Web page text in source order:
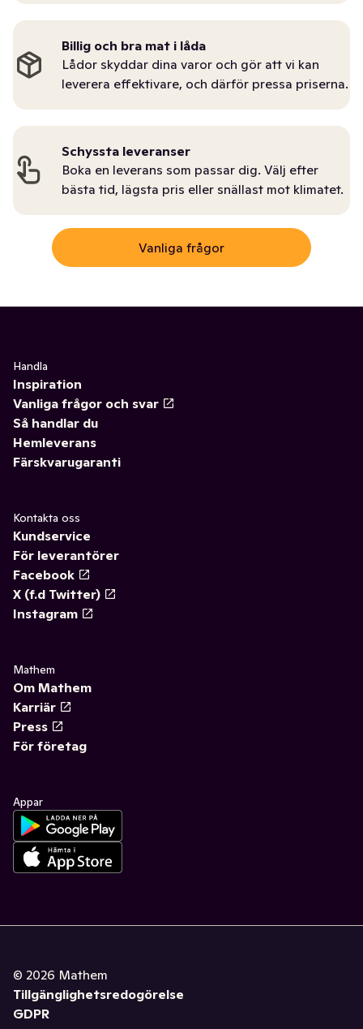
Billig och bra mat i låda
Lådor skyddar dina varor och gör att vi kan
leverera effektivare, och därför pressa priserna.
Schyssta leveranser
Boka en leverans som passar dig. Välj efter
bästa tid, lägsta pris eller snällast mot klimatet.
Vanliga frågor
Handla
Inspiration
Vanliga frågor och svar
Så handlar du
Hemleverans
Färskvarugaranti
Kontakta oss
Kundservice
För leverantörer
Facebook
X (f.d Twitter)
Instagram
Mathem
Om Mathem
Karriär
Press
För företag
Appar
© 2026 Mathem
Tillgänglighetsredogörelse
GDPR